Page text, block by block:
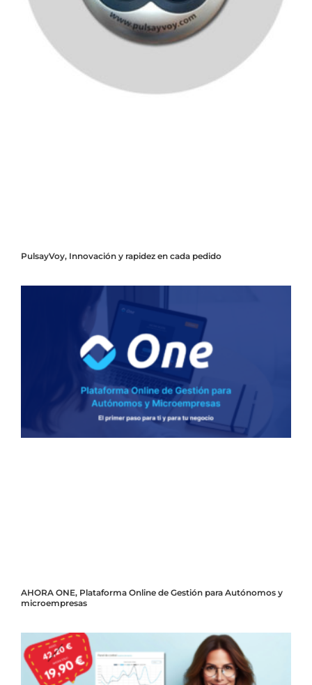
PulsayVoy, Innovación y rapidez en cada pedido
AHORA ONE, Plataforma Online de Gestión para Autónomos y
microempresas